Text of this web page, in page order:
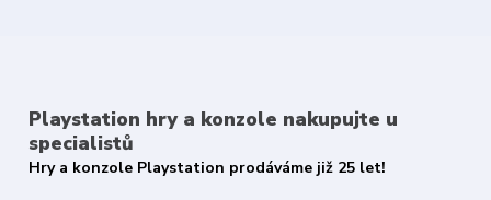
Playstation hry a konzole nakupujte u
specialistů
Hry a konzole Playstation prodáváme již 25 let!